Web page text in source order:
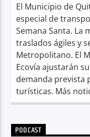
El Municipio de
especial de
Semana Santa. La
traslados ágiles y
Metropolitano. El
Ecovía ajustarán
demanda prevista
turísticas. Más
PODCAST